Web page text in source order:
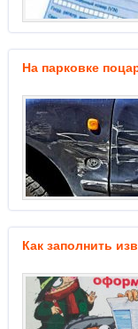
На парковке
Как заполнить